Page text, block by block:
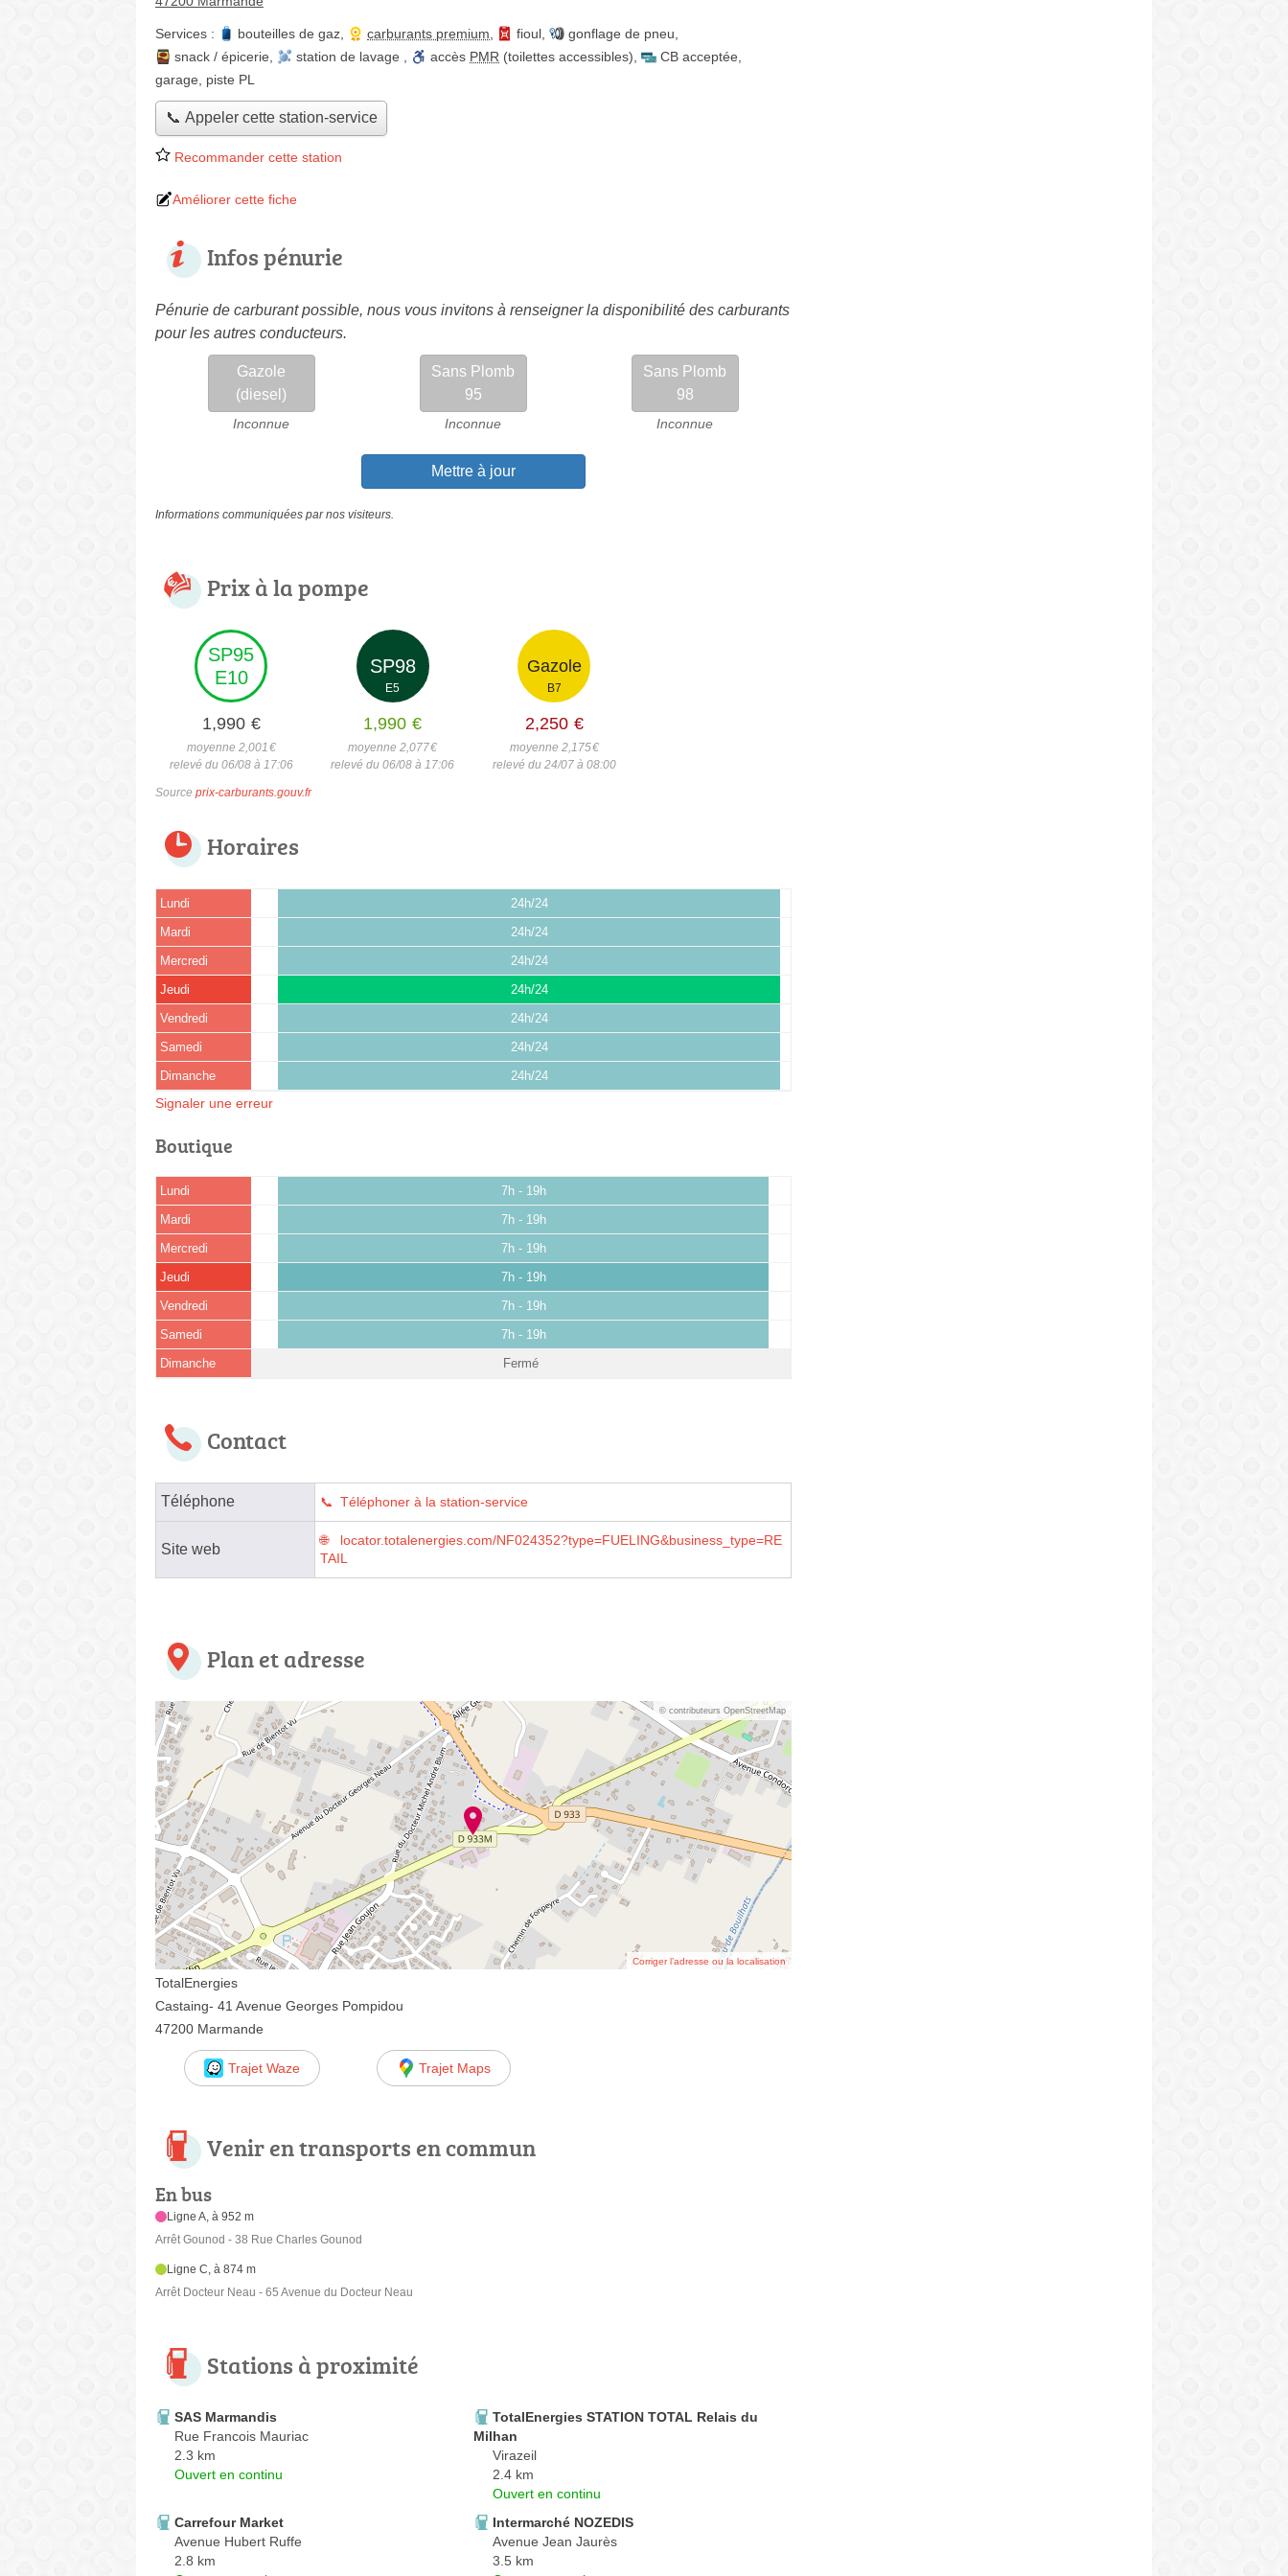
Services : bouteilles de gaz carburants premium fioul gonflage de pneu
snack / épicerie
station de lavage accès PMR (toilettes accessibles) CB acceptée
garage
piste PL
📞 Appeler cette station-service
Recommander cette station
Améliorer cette fiche
Infos pénurie
Pénurie de carburant possible, nous vous invitons à renseigner la disponibilité des carburants
pour les autres conducteurs.
Gazole
(diesel)
Inconnue
Sans Plomb
95
Inconnue
Sans Plomb
98
Inconnue
Mettre à jour
Informations communiquées par nos visiteurs.
Prix à la pompe
SP95
E10
1,990 €
moyenne 2,001 €
relevé du 06/08 à 17:06
SP98
E5
1,990 €
moyenne 2,077€
relevé du 06/08 à 17:06
Gazole
B7
2,250 €
moyenne 2,175€
relevé du 24/07 à 08:00
Source prix-carburants.gouv.fr
Horaires
Lundi 24h/24
Mardi 24h/24
Mercredi 24h/24
Jeudi 24h/24
Vendredi 24h/24
Samedi 24h/24
Dimanche 24h/24
Signaler une erreur
Boutique
Lundi 7h - 19h
Mardi 7h - 19h
Mercredi 7h - 19h
Jeudi 7h - 19h
Vendredi 7h - 19h
Samedi 7h - 19h
Dimanche Fermé
Contact
Téléphone Téléphoner à la station-service
Site web
locator.totalenergies.com/NF024352?type=FUELING&business_type=RE
TAIL
Plan et adresse
© contributeurs OpenStreetMap
Corriger l’adresse ou la localisation
TotalEnergies
Castaing- 41 Avenue Georges Pompidou
47200 Marmande
Trajet Waze Trajet Maps
Venir en transports en commun
En bus
Ligne A, à 952 m
Arrêt Gounod - 38 Rue Charles Gounod
Ligne C, à 874 m
Arrêt Docteur Neau - 65 Avenue du Docteur Neau
Stations à proximité
SAS Marmandis
Rue Francois Mauriac
2.3 km
Ouvert en continu
TotalEnergies STATION TOTAL Relais du
Milhan
Virazeil
2.4 km
Ouvert en continu
Carrefour Market
Avenue Hubert Ruffe
2.8 km
Intermarché NOZEDIS
Avenue Jean Jaurès
3.5 km